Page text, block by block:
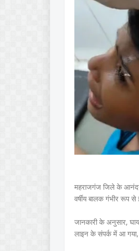
महराजगंज जिले के
वर्षीय बालक गंभीर रूप
जानकारी के अनुसार,
लाइन के संपर्क में आ